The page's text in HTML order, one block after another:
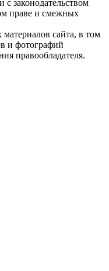
законодательством
праве и смежных
сайта, в том
и фотографий
правообладателя.